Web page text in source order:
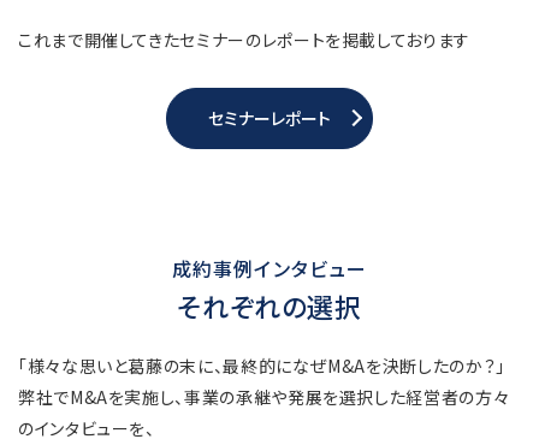
これまで開催してきたセミナーのレポートを掲載しております
セミナーレポート
成約事例インタビュー
それぞれの選択
「様々な思いと葛藤の末に、最終的になぜM&Aを決断したのか？」
弊社でM&Aを実施し、事業の承継や発展を選択した経営者の方々
のインタビューを、